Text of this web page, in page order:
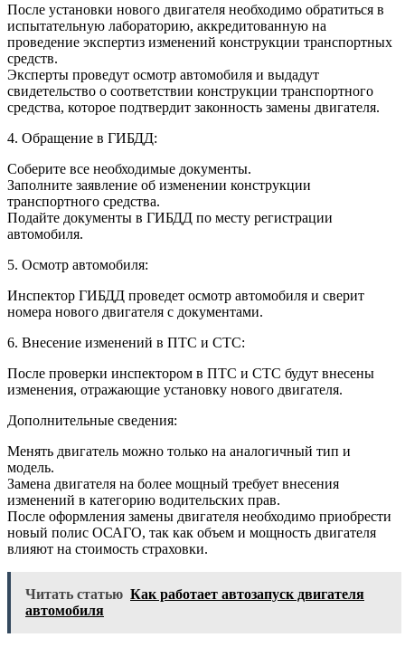
После установки нового двигателя необходимо обратиться в
испытательную лабораторию, аккредитованную на
проведение экспертиз изменений конструкции транспортных
средств.
Эксперты проведут осмотр автомобиля и выдадут
свидетельство о соответствии конструкции транспортного
средства, которое подтвердит законность замены двигателя.
4. Обращение в ГИБДД:
Соберите все необходимые документы.
Заполните заявление об изменении конструкции
транспортного средства.
Подайте документы в ГИБДД по месту регистрации
автомобиля.
5. Осмотр автомобиля:
Инспектор ГИБДД проведет осмотр автомобиля и сверит
номера нового двигателя с документами.
6. Внесение изменений в ПТС и СТС:
После проверки инспектором в ПТС и СТС будут внесены
изменения, отражающие установку нового двигателя.
Дополнительные сведения:
Менять двигатель можно только на аналогичный тип и
модель.
Замена двигателя на более мощный требует внесения
изменений в категорию водительских прав.
После оформления замены двигателя необходимо приобрести
новый полис ОСАГО, так как объем и мощность двигателя
влияют на стоимость страховки.
Читать статью Как работает автозапуск двигателя
автомобиля